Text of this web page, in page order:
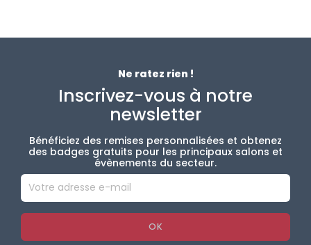
Ne ratez rien !
Inscrivez-vous à notre
newsletter
Bénéficiez des remises personnalisées et obtenez
des badges gratuits pour les principaux salons et
évènements du secteur.